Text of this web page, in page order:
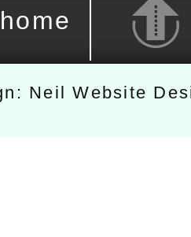
Neil Website